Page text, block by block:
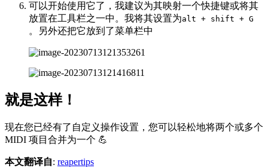
可以开始使用它了，我建议为其映射一个快捷键或将其
放置在工具栏之一中。我将其设置为alt + shift + G
。另外还把它放到了菜单栏中
就是这样！
现在您已经有了自定义操作设置，您可以轻松地将两个或多个
MIDI 项目合并为一个 💪
本文翻译自: reapertips